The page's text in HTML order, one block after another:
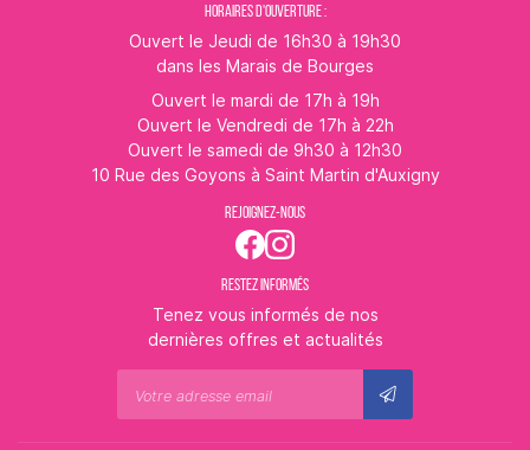
HORAIRES D'OUVERTURE :
Ouvert le Jeudi de 16h30 à 19h30
dans les Marais de Bourges
Ouvert le mardi de 17h à 19h
Ouvert le Vendredi de 17h à 22h
Ouvert le samedi de 9h30 à 12h30
10 Rue des Goyons à Saint Martin d'Auxigny
REJOIGNEZ-NOUS
RESTEZ INFORMÉS
Tenez vous informés de nos
dernières offres et actualités